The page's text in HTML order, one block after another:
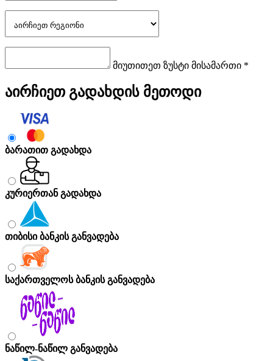
მიუთითეთ ზუსტი მისამართი *
აირჩიეთ გადახდის მეთოდი
ბარათით გადახდა
კურიერთან გადახდა
თიბისი ბანკის განვადება
საქართველოს ბანკის განვადება
ნაწილ-ნაწილ განვადება